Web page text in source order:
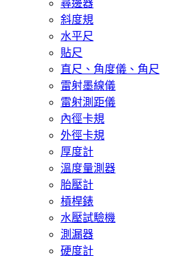
尋邊器
斜度規
水平尺
貼尺
直尺、角度儀、角尺
雷射墨線儀
雷射測距儀
內徑卡規
外徑卡規
厚度計
溫度量測器
胎壓計
槓桿錶
水壓試驗機
測漏器
硬度計